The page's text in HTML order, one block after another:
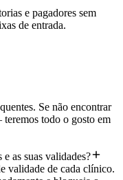
e pagadores sem
de entrada.
Se não encontrar
todo o gosto em
as suas validades?
validade de cada clínico.